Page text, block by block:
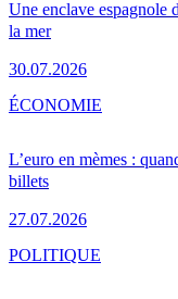
Une enclave espagnole
la mer
30.07.2026
L’euro en mèmes :
billets
27.07.2026
ÉCONOMIE
POLITIQUE